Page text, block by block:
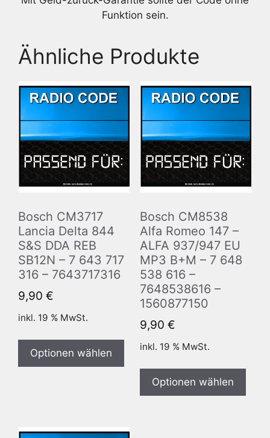
Funktion sein.
Ähnliche Produkte
Bosch CM3717
Lancia Delta 844
S&S DDA REB
SB12N – 7 643 717
316 – 7643717316
9,90 €
inkl. 19 % MwSt.
Optionen wählen
Bosch CM8538
Alfa Romeo 147 –
ALFA 937/947 EU
MP3 B+M – 7 648
538 616 –
7648538616 –
1560877150
9,90 €
inkl. 19 % MwSt.
Optionen wählen